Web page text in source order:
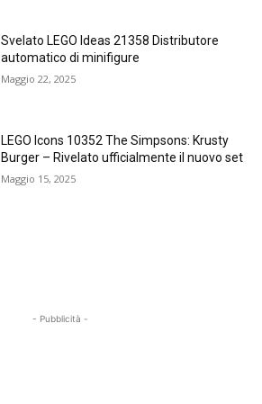
Svelato LEGO Ideas 21358 Distributore
automatico di minifigure
Maggio 22, 2025
LEGO Icons 10352 The Simpsons: Krusty
Burger – Rivelato ufficialmente il nuovo set
Maggio 15, 2025
- Pubblicità -